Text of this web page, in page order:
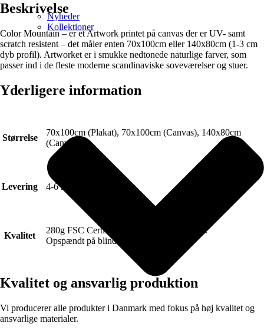
Nyheder
Kollektioner
Beskrivelse
Color Mountain – er et Artwork printet på canvas der er UV- samt
scratch resistent – det måler enten 70x100cm eller 140x80cm (1-3 cm
dyb profil). Artworket er i smukke nedtonede naturlige farver, som
passer ind i de fleste moderne scandinaviske soveværelser og stuer.
Yderligere information
Størrelse
70x100cm (Plakat), 70x100cm (Canvas), 140x80cm
(Canvas)
Levering 4-6 hverdage.
Kvalitet
280g FSC Certificeret Art canvas (Lærred).
Opspændt på blindramme.
Kvalitet og ansvarlig produktion
Vi producerer alle produkter i Danmark med fokus på høj kvalitet og
ansvarlige materialer.